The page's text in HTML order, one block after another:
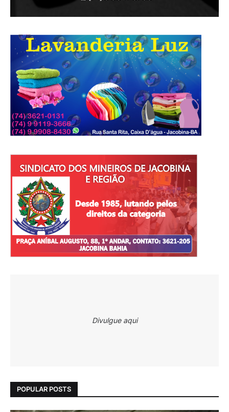
Divulgue aqui
POPULAR POSTS